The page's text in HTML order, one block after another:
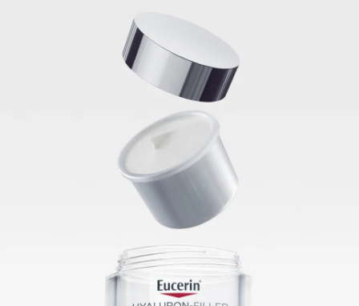
proporciona uma abordagem direcionada para
preencher visivelmente até as
Ácido Hialurónico de Elevado Peso Molecular
melhora a hidratação e suaviza as camadas mais
externas da pele, enquanto que o
Ácido Hialurónico
de Baixo Peso Molecular, que é 40 vezes mais
pequeno (1), penetra mais profundamente nas
camadas epidérmicas da pele, onde têm origem as
mais profundas. (1) Em comparação com o
de Elevado Peso Molecular também
utilizado na fórmula. Esta recarga de Hyaluron-Filler
+3x Effect Creme de Dia FPS 30 contém menos 90%
de plástico em comparação com a embalagem
regular de Cuidados do Rosto da Eucerin. Ao utilizar
esta recarga, pode ajudar a reduzir os resíduos de
plástico e contribuir para um ciclo de produto mais
sustentável. Compatível com todas as embalagens de
Cuidados do Rosto da Eucerin.